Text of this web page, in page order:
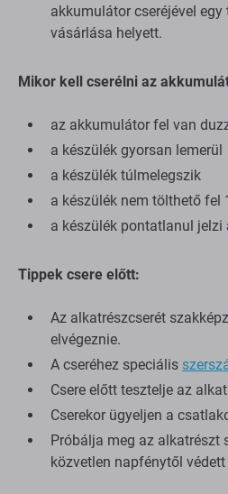
akkumulátor cseréjével egy
vásárlása helyett.
Mikor kell cserélni az
az akkumulátor fel van
a készülék gyorsan lemerül
a készülék túlmelegszik
a készülék nem tölthető fel
a készülék pontatlanul
Tippek csere előtt:
Az alkatrészcserét
elvégeznie.
A cseréhez speciális
Csere előtt tesztelje az
Cserekor ügyeljen a
Próbálja meg az alkatrészt
közvetlen napfénytől